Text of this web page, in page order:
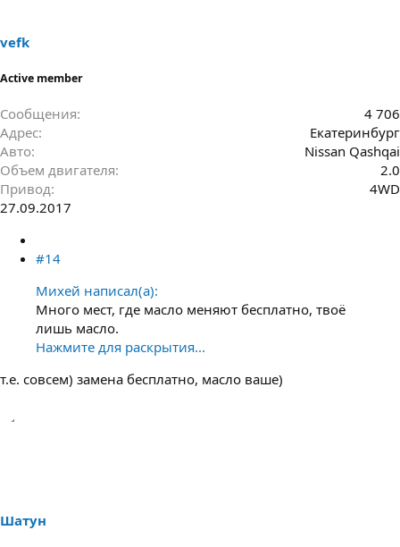
vefk
Active member
Сообщения
4 706
Адрес
Екатеринбург
Авто
Nissan Qashqai
Объем двигателя
2.0
Привод
4WD
27.09.2017
#14
Михей написал(а):
Много мест, где масло меняют бесплатно, твоё
лишь масло.
Нажмите для раскрытия...
т.е. совсем) замена бесплатно, масло ваше)
Шатун